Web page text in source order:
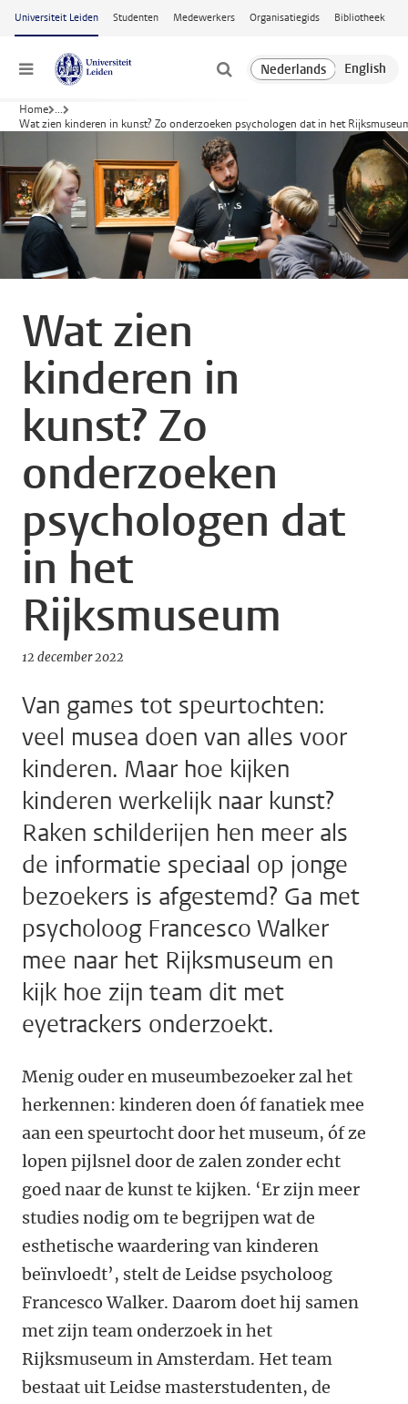
Ga naar hoofdinhoud
Universiteit Leiden Studenten Medewerkers Organisatiegids Bibliotheek
Menu
Home ...
Wat zien kinderen in kunst? Zo onderzoeken psychologen dat in het
Wat zien
kinderen in
kunst? Zo
onderzoeken
psychologen dat
in het
Rijksmuseum
12 december 2022
Van games tot speurtochten:
veel musea doen van alles voor
kinderen. Maar hoe kijken
kinderen werkelijk naar kunst?
Raken schilderijen hen meer als
de informatie speciaal op jonge
bezoekers is afgestemd? Ga met
psycholoog Francesco Walker
mee naar het Rijksmuseum en
kijk hoe zijn team dit met
eyetrackers onderzoekt.
Menig ouder en museumbezoeker zal het
herkennen: kinderen doen óf fanatiek mee
aan een speurtocht door het museum, óf ze
lopen pijlsnel door de zalen zonder echt
goed naar de kunst te kijken. ‘Er zijn meer
studies nodig om te begrijpen wat de
esthetische waardering van kinderen
beïnvloedt’, stelt de Leidse psycholoog
Francesco Walker. Daarom doet hij samen
met zijn team onderzoek in het
Rijksmuseum in Amsterdam. Het team
bestaat uit Leidse masterstudenten, de